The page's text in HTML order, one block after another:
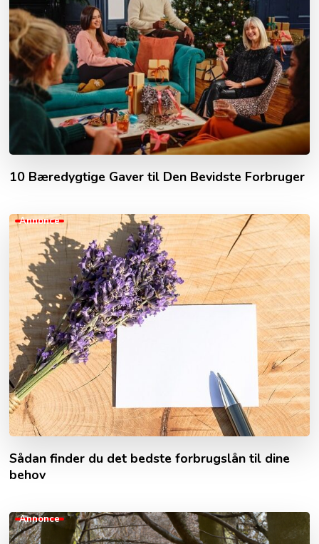
10 Bæredygtige Gaver til Den Bevidste Forbruger
Annonce
Sådan finder du det bedste forbrugslån til dine
behov
Annonce